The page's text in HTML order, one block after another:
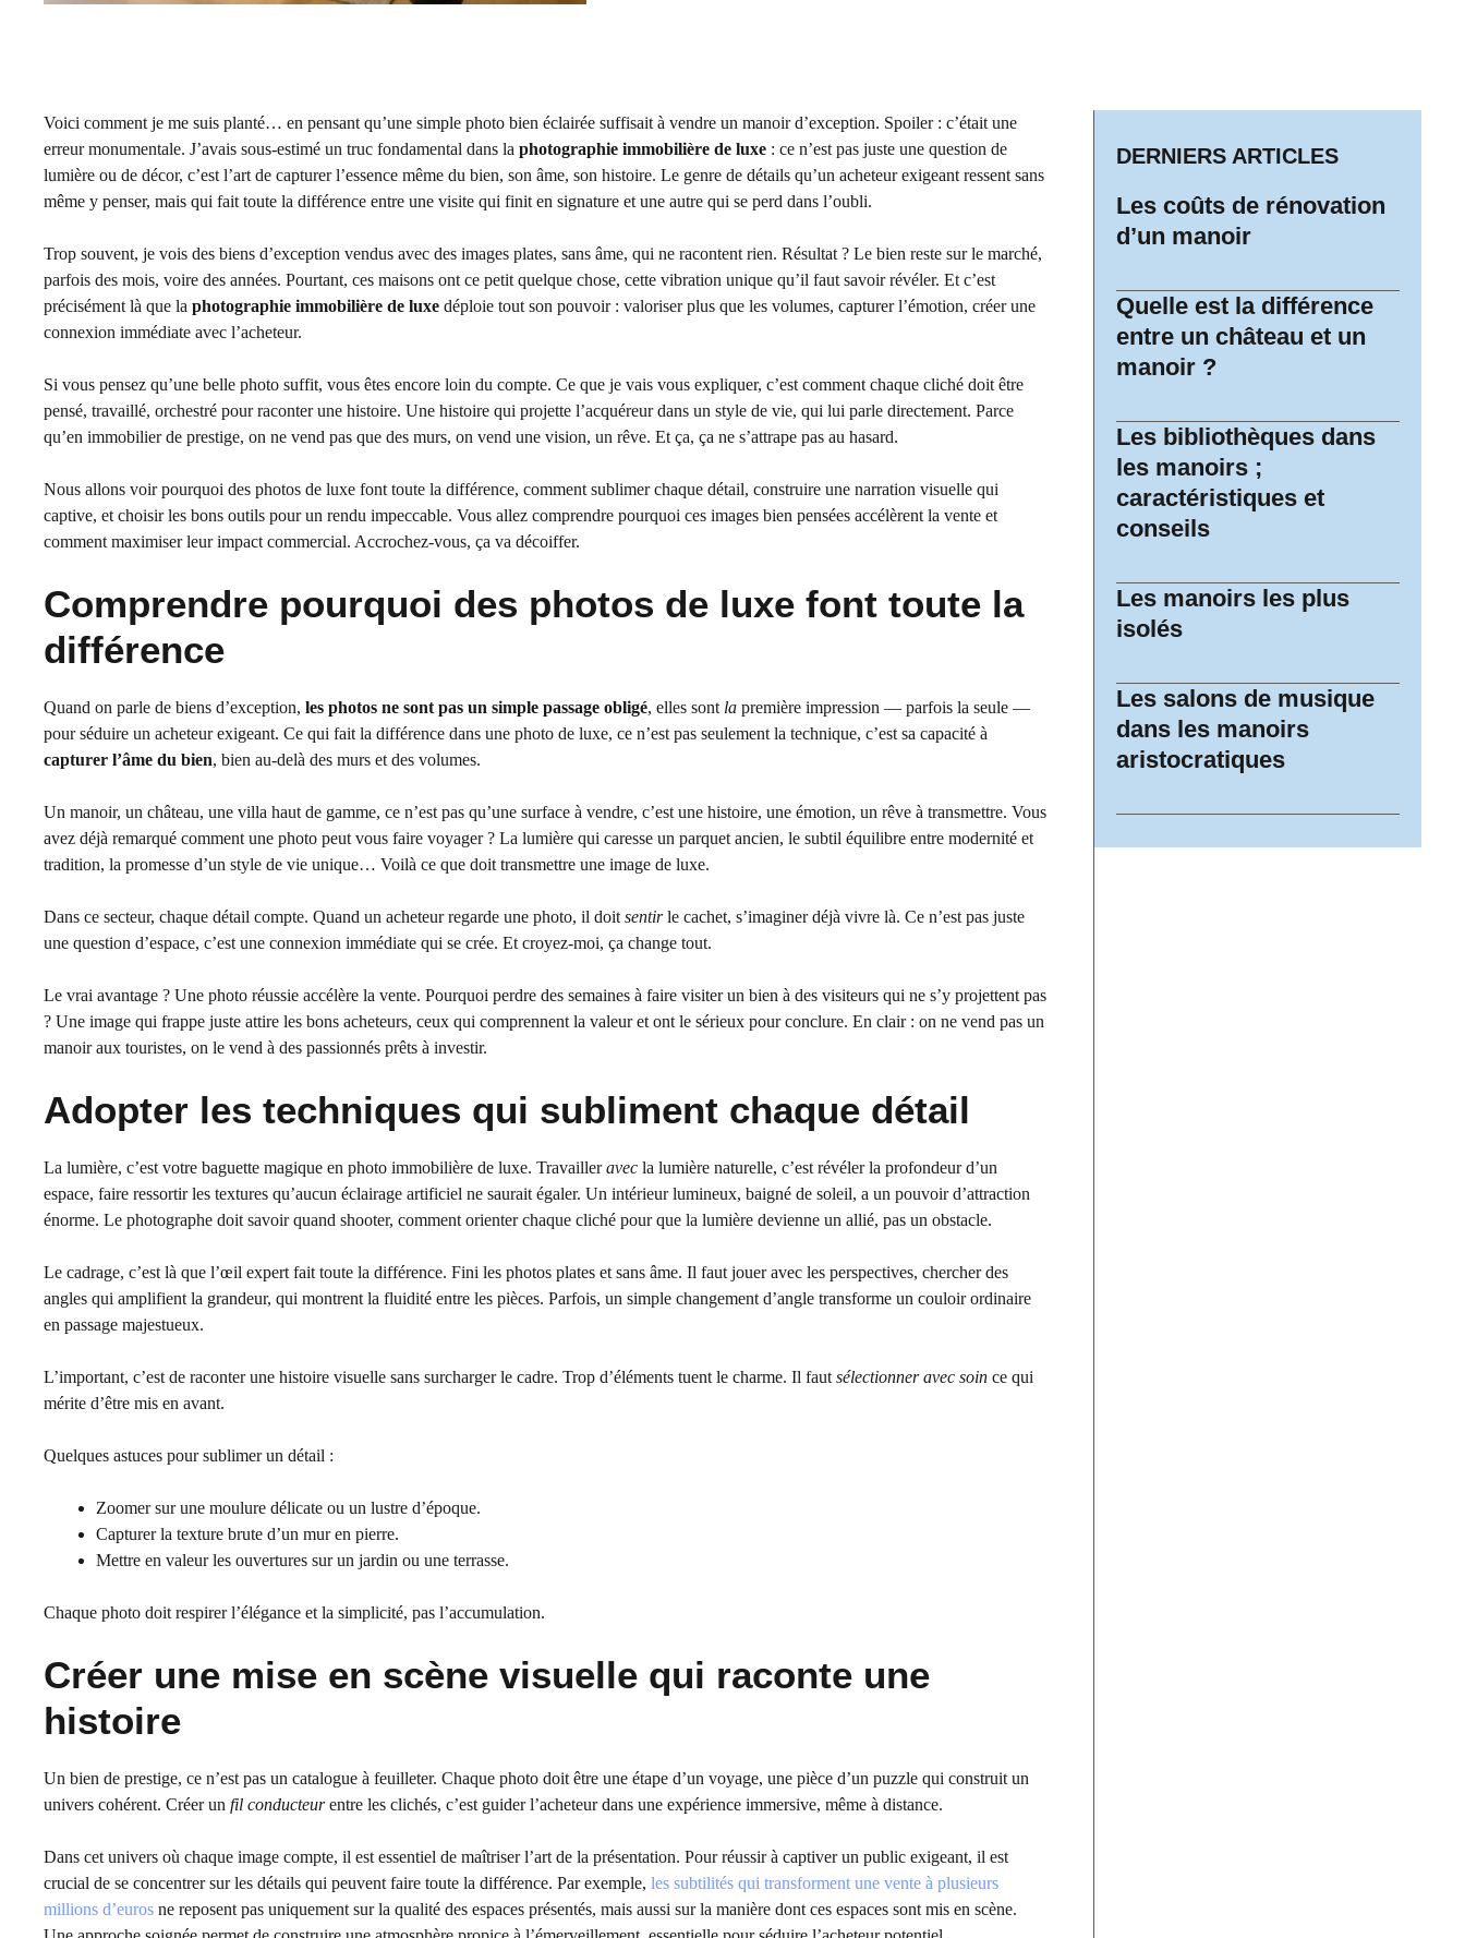
Voici comment je me suis planté… en pensant qu’une simple photo bien éclairée suffisait à vendre un manoir d’exception. Spoiler : c’était une
erreur monumentale. J’avais sous-estimé un truc fondamental dans la photographie immobilière de luxe : ce n’est pas juste une question de
lumière ou de décor, c’est l’art de capturer l’essence même du bien, son âme, son histoire. Le genre de détails qu’un acheteur exigeant ressent sans
même y penser, mais qui fait toute la différence entre une visite qui finit en signature et une autre qui se perd dans l’oubli.
Trop souvent, je vois des biens d’exception vendus avec des images plates, sans âme, qui ne racontent rien. Résultat ? Le bien reste sur le marché,
parfois des mois, voire des années. Pourtant, ces maisons ont ce petit quelque chose, cette vibration unique qu’il faut savoir révéler. Et c’est
précisément là que la photographie immobilière de luxe déploie tout son pouvoir : valoriser plus que les volumes, capturer l’émotion, créer une
connexion immédiate avec l’acheteur.
Si vous pensez qu’une belle photo suffit, vous êtes encore loin du compte. Ce que je vais vous expliquer, c’est comment chaque cliché doit être
pensé, travaillé, orchestré pour raconter une histoire. Une histoire qui projette l’acquéreur dans un style de vie, qui lui parle directement. Parce
qu’en immobilier de prestige, on ne vend pas que des murs, on vend une vision, un rêve. Et ça, ça ne s’attrape pas au hasard.
Nous allons voir pourquoi des photos de luxe font toute la différence, comment sublimer chaque détail, construire une narration visuelle qui
captive, et choisir les bons outils pour un rendu impeccable. Vous allez comprendre pourquoi ces images bien pensées accélèrent la vente et
comment maximiser leur impact commercial. Accrochez-vous, ça va décoiffer.
Comprendre pourquoi des photos de luxe font toute la
différence
Quand on parle de biens d’exception, les photos ne sont pas un simple passage obligé, elles sont la première impression — parfois la seule —
pour séduire un acheteur exigeant. Ce qui fait la différence dans une photo de luxe, ce n’est pas seulement la technique, c’est sa capacité à
capturer l’âme du bien, bien au-delà des murs et des volumes.
Un manoir, un château, une villa haut de gamme, ce n’est pas qu’une surface à vendre, c’est une histoire, une émotion, un rêve à transmettre. Vous
avez déjà remarqué comment une photo peut vous faire voyager ? La lumière qui caresse un parquet ancien, le subtil équilibre entre modernité et
tradition, la promesse d’un style de vie unique… Voilà ce que doit transmettre une image de luxe.
Dans ce secteur, chaque détail compte. Quand un acheteur regarde une photo, il doitsentirle cachet, s’imaginer déjà vivre là. Ce n’est pas juste
une question d’espace, c’est une connexion immédiate qui se crée. Et croyez-moi, ça change tout.
Le vrai avantage ? Une photo réussie accélère la vente. Pourquoi perdre des semaines à faire visiter un bien à des visiteurs qui ne s’y projettent pas
? Une image qui frappe juste attire les bons acheteurs, ceux qui comprennent la valeur et ont le sérieux pour conclure. En clair : on ne vend pas un
manoir aux touristes, on le vend à des passionnés prêts à investir.
Adopter les techniques qui subliment chaque détail
La lumière, c’est votre baguette magique en photo immobilière de luxe. Travailleravec la lumière naturelle, c’est révéler la profondeur d’un
espace, faire ressortir les textures qu’aucun éclairage artificiel ne saurait égaler. Un intérieur lumineux, baigné de soleil, a un pouvoir d’attraction
énorme. Le photographe doit savoir quand shooter, comment orienter chaque cliché pour que la lumière devienne un allié, pas un obstacle.
Le cadrage, c’est là que l’œil expert fait toute la différence. Fini les photos plates et sans âme. Il faut jouer avec les perspectives, chercher des
angles qui amplifient la grandeur, qui montrent la fluidité entre les pièces. Parfois, un simple changement d’angle transforme un couloir ordinaire
en passage majestueux.
L’important, c’est de raconter une histoire visuelle sans surcharger le cadre. Trop d’éléments tuent le charme. Il fautsélectionner avec soin ce qui
mérite d’être mis en avant.
Quelques astuces pour sublimer un détail :
Zoomer sur une moulure délicate ou un lustre d’époque.
Capturer la texture brute d’un mur en pierre.
Mettre en valeur les ouvertures sur un jardin ou une terrasse.
Chaque photo doit respirer l’élégance et la simplicité, pas l’accumulation.
Créer une mise en scène visuelle qui raconte une
histoire
Un bien de prestige, ce n’est pas un catalogue à feuilleter. Chaque photo doit être une étape d’un voyage, une pièce d’un puzzle qui construit un
univers cohérent. Créer un fil conducteurentre les clichés, c’est guider l’acheteur dans une expérience immersive, même à distance.
Dans cet univers où chaque image compte, il est essentiel de maîtriser l’art de la présentation. Pour réussir à captiver un public exigeant, il est
crucial de se concentrer sur les détails qui peuvent faire toute la différence. Par exemple, les subtilités qui transforment une vente à plusieurs
millions d’euros ne reposent pas uniquement sur la qualité des espaces présentés, mais aussi sur la manière dont ces espaces sont mis en scène.
DERNIERS ARTICLES
Les coûts de rénovation
d’un manoir
Quelle est la différence
entre un château et un
manoir ?
Les bibliothèques dans
les manoirs ;
caractéristiques et
conseils
Les manoirs les plus
isolés
Les salons de musique
dans les manoirs
aristocratiques